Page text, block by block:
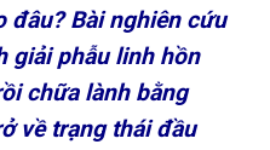
đâu? Bài nghiên cứu
giải phẫu linh hồn
chữa lành bằng
về trạng thái đầu